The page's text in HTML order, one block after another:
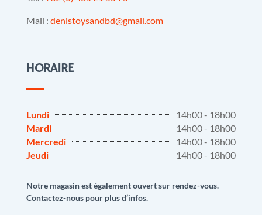
Mail : denistoysandbd@gmail.com
HORAIRE
Lundi
14h00 - 18h00
Mardi
14h00 - 18h00
Mercredi
14h00 - 18h00
Jeudi
14h00 - 18h00
Notre magasin est également ouvert sur rendez-vous.
Contactez-nous pour plus d’infos.